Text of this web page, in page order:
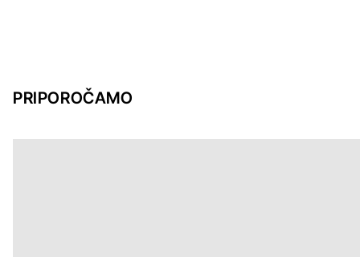
PRIPOROČAMO